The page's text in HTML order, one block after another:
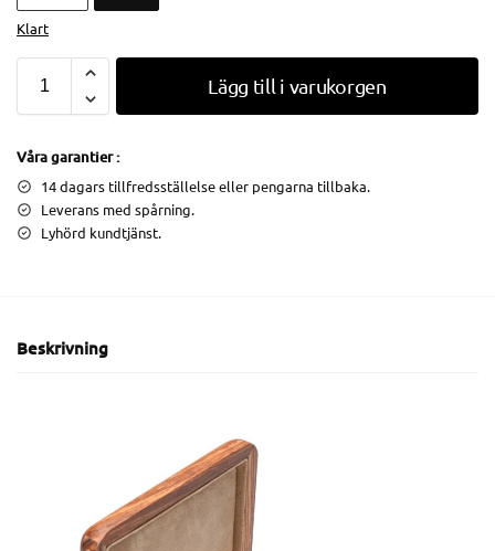
Klart
Lägg till i varukorgen
Våra garantier :
14 dagars tillfredsställelse eller pengarna tillbaka.
Leverans med spårning.
Lyhörd kundtjänst.
Beskrivning